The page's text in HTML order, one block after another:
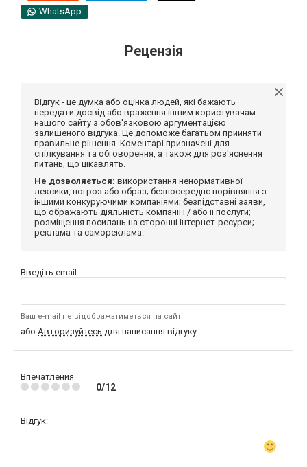
WhatsApp
Рецензія
Відгук - це думка або оцінка людей, які бажають
передати досвід або враження іншим користувачам
нашого сайту з обов'язковою аргументацією
залишеного відгука. Це допоможе багатьом прийняти
правильне рішення. Коментарі призначені для
спілкування та обговорення, а також для роз'яснення
питань, що цікавлять.
Не дозволяється: використання ненормативної
лексики, погроз або образ; безпосереднє порівняння з
іншими конкуруючими компаніями; безпідставні заяви,
що ображають діяльність компанії і / або її послуги;
розміщення посилань на сторонні інтернет-ресурси;
реклама та самореклама.
Введіть email:
Ваш e-mail не відображатиметься на сайті
або Авторизуйтесь для написання відгуку
Впечатления
0/12
Відгук: